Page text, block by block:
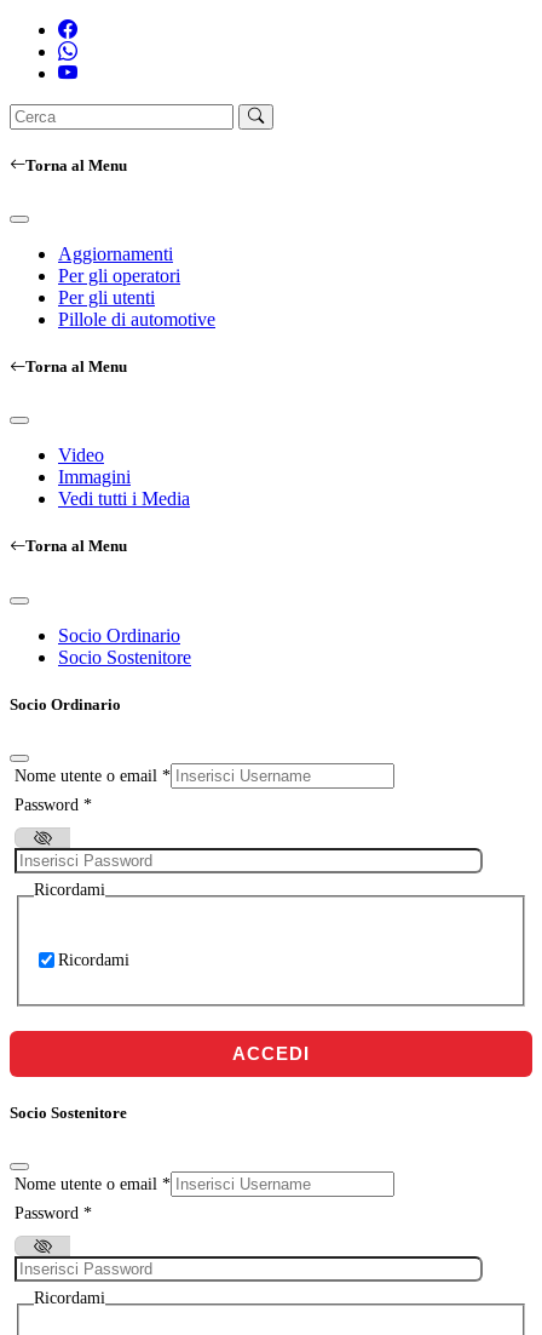
Torna al Menu
Aggiornamenti
Per gli operatori
Per gli utenti
Pillole di automotive
Torna al Menu
Video
Immagini
Vedi tutti i Media
Torna al Menu
Socio Ordinario
Socio Sostenitore
Socio Ordinario
Nome utente o email *
Password *
Ricordami
Ricordami
ACCEDI
Socio Sostenitore
Nome utente o email *
Password *
Ricordami